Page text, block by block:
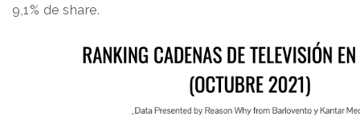
9,1% de share.